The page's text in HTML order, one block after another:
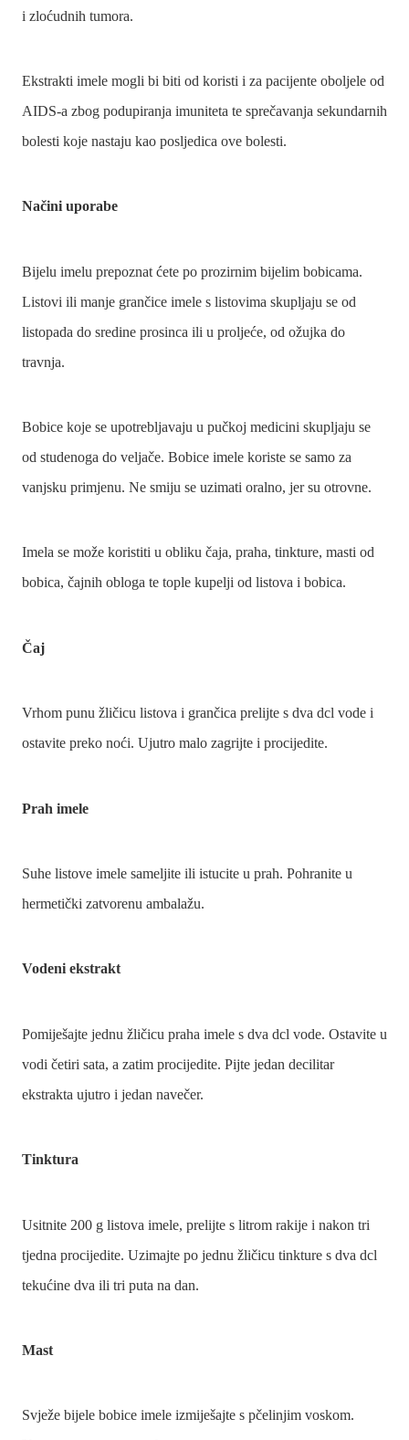
i zloćudnih tumora.
Ekstrakti imele mogli bi biti od koristi i za pacijente oboljele od
AIDS-a zbog podupiranja imuniteta te sprečavanja sekundarnih
bolesti koje nastaju kao posljedica ove bolesti.
Načini uporabe
Bijelu imelu prepoznat ćete po prozirnim bijelim bobicama.
Listovi ili manje grančice imele s listovima skupljaju se od
listopada do sredine prosinca ili u proljeće, od ožujka do
travnja.
Bobice koje se upotrebljavaju u pučkoj medicini skupljaju se
od studenoga do veljače. Bobice imele koriste se samo za
vanjsku primjenu. Ne smiju se uzimati oralno, jer su otrovne.
Imela se može koristiti u obliku čaja, praha, tinkture, masti od
bobica, čajnih obloga te tople kupelji od listova i bobica.
Čaj
Vrhom punu žličicu listova i grančica prelijte s dva dcl vode i
ostavite preko noći. Ujutro malo zagrijte i procijedite.
Prah imele
Suhe listove imele sameljite ili istucite u prah. Pohranite u
hermetički zatvorenu ambalažu.
Vodeni ekstrakt
Pomiješajte jednu žličicu praha imele s dva dcl vode. Ostavite u
vodi četiri sata, a zatim procijedite. Pijte jedan decilitar
ekstrakta ujutro i jedan navečer.
Tinktura
Usitnite 200 g listova imele, prelijte s litrom rakije i nakon tri
tjedna procijedite. Uzimajte po jednu žličicu tinkture s dva dcl
tekućine dva ili tri puta na dan.
Mast
Svježe bijele bobice imele izmiješajte s pčelinjim voskom.